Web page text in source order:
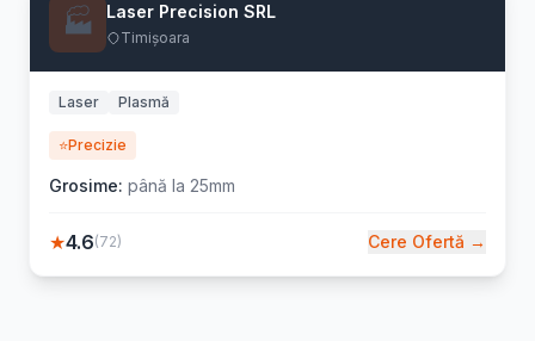
🏭 Laser Precision SRL
Timișoara
Laser Plasmă
⭐Precizie
Grosime: până la 25mm
★4.6(72) Cere Ofertă →